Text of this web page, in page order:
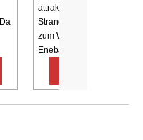
attraktiver Nähe zu einem
Strandufer sowie in
zum Wandern und
Enebærodde gilt auch ...